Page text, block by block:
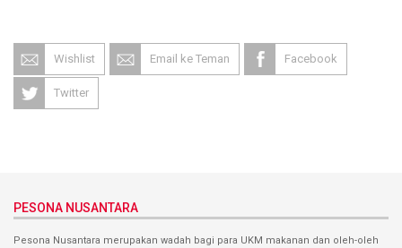
Wishlist Email ke Teman Facebook
Twitter
PESONA NUSANTARA
Pesona Nusantara merupakan wadah bagi para UKM makanan dan oleh-oleh